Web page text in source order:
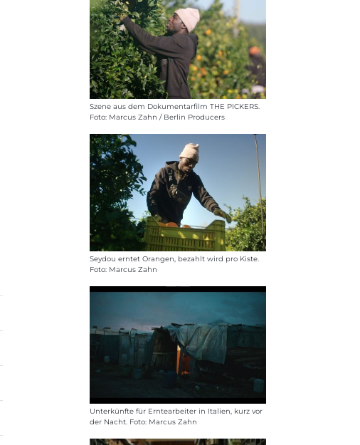
Szene aus dem Dokumentarfilm THE PICKERS.
Foto: Marcus Zahn / Berlin Producers
Seydou erntet Orangen, bezahlt wird pro Kiste.
Foto: Marcus Zahn
Unterkünfte für Erntearbeiter in Italien, kurz vor
der Nacht. Foto: Marcus Zahn